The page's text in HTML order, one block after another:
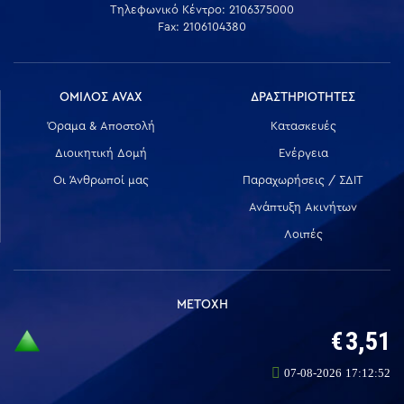
Τηλεφωνικό Κέντρο: 2106375000
Fax: 2106104380
ΟΜΙΛΟΣ AVAX
Όραμα & Αποστολή
Διοικητική Δομή
Οι Άνθρωποί μας
ΔΡΑΣΤΗΡΙΟΤΗΤΕΣ
Κατασκευές
Ενέργεια
Παραχωρήσεις / ΣΔΙΤ
Ανάπτυξη Ακινήτων
Λοιπές
ΜΕΤΟΧΗ